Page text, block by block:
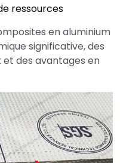
ressources
en aluminium
significative, des
des avantages en